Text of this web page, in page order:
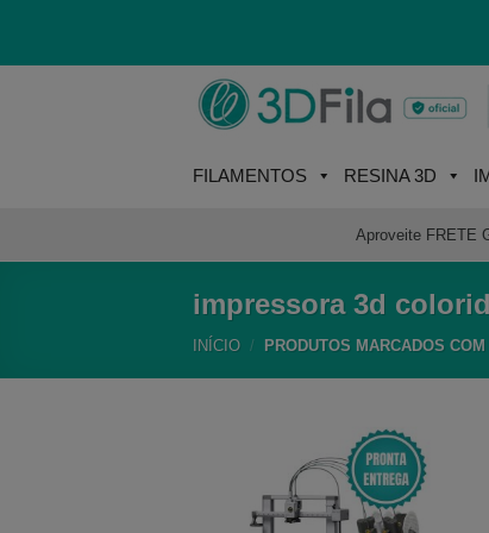
FILAMENTOS RESINA 3D
Aproveite FRETE
impressora 3d
INÍCIO / PRODUTOS MARCADOS